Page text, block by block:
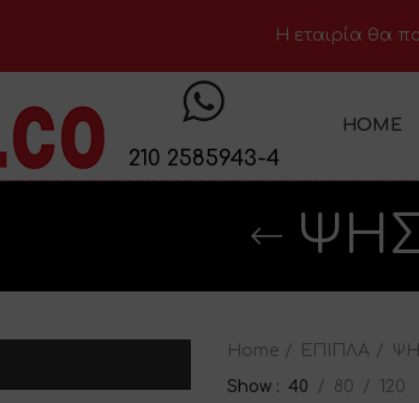
210 2585943-4
HOME
Home ΕΠΙΠΛΑ
Show
40 80 120
H εταιρία θα